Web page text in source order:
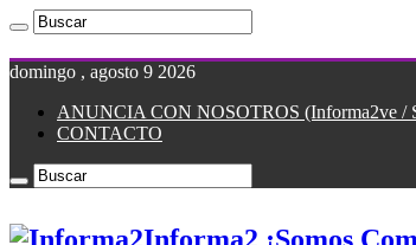
domingo , agosto 9 2026
ANUNCIA CON NOSOTROS (Informa2ve /
CONTACTO